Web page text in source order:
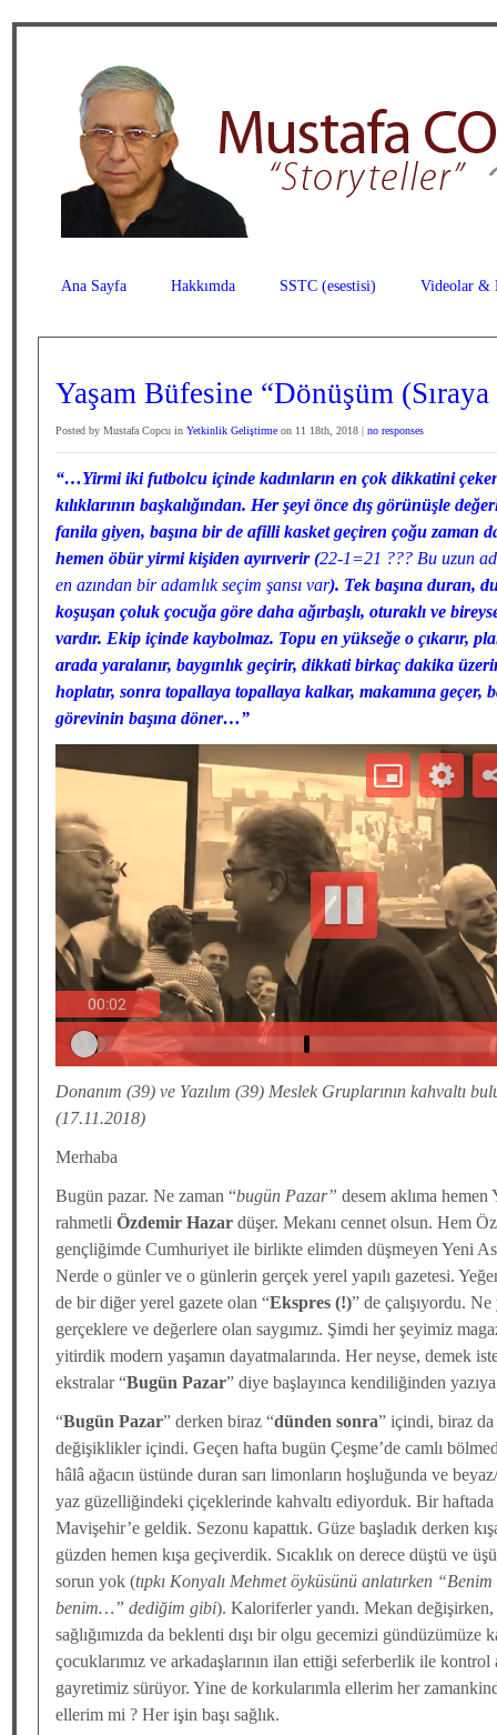
Ana Sayfa Hakkımda SSTC (esestisi) Videolar &
Yaşam Büfesine “Dönüşüm
Posted by Mustafa Copcu in Yetkinlik Geliştirme on 11 18th, 2018 | no responses
“…Yirmi iki futbolcu içinde kadınların en çok dikkatini
kılıklarının başkalığından. Her şeyi önce dış görünüşle
fanila giyen, başına bir de afilli kasket geçiren çoğu zaman
hemen öbür yirmi kişiden ayırıverir(22-1=21 ??? Bu uzun
en azından bir adamlık seçim şansı var). Tek başına duran,
koşuşan çoluk çocuğa göre daha ağırbaşlı, oturaklı ve
vardır. Ekip içinde kaybolmaz. Topu en yükseğe o çıkarır,
arada yaralanır, baygınlık geçirir, dikkati birkaç dakika
hoplatır, sonra topallaya topallaya kalkar, makamına geçer,
görevinin başına döner…”
Donanım (39) ve Yazılım (39) Meslek Gruplarının kahvaltı
(17.11.2018)
Merhaba
Bugün pazar. Ne zaman “bugün Pazar” desem aklıma hemen
rahmetli Özdemir Hazar düşer. Mekanı cennet olsun. Hem
gençliğimde Cumhuriyet ile birlikte elimden düşmeyen Yeni
Nerde o günler ve o günlerin gerçek yerel yapılı gazetesi.
de bir diğer yerel gazete olan “Ekspres (!)” de çalışıyordu.
gerçeklere ve değerlere olan saygımız. Şimdi her şeyimiz
yitirdik modern yaşamın dayatmalarında. Her neyse, demek
ekstralar “Bugün Pazar” diye başlayınca kendiliğinden
“Bugün Pazar” derken biraz “dünden sonra” içindi, biraz
değişiklikler içindi. Geçen hafta bugün Çeşme’de camlı
hâlâ ağacın üstünde duran sarı limonların hoşluğunda ve
yaz güzelliğindeki çiçeklerinde kahvaltı ediyorduk. Bir haftada
Mavişehir’e geldik. Sezonu kapattık. Güze başladık derken
güzden hemen kışa geçiverdik. Sıcaklık on derece düştü ve
sorun yok (tıpkı Konyalı Mehmet öyküsünü anlatırken
benim…” dediğim gibi). Kaloriferler yandı. Mekan
sağlığımızda da beklenti dışı bir olgu gecemizi gündüzümüze
çocuklarımız ve arkadaşlarının ilan ettiği seferberlik ile kontrol
gayretimiz sürüyor. Yine de korkularımla ellerim her
ellerim mi ? Her işin başı sağlık.